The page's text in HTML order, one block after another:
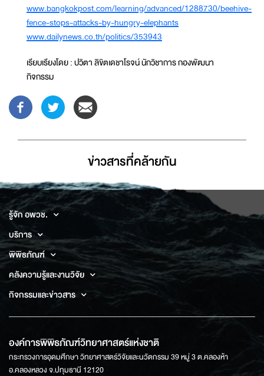
www.bangkokpost.com/learning/advanced/1288730/beehive-
fence-stops-attacks-by-hungry-elephants
www.dailynews.co.th/politics/353943
เรียบเรียงโดย : ปวิตา ลิขิตเดชาโรจน์ นักวิชาการ กองพัฒนา
กิจกรรม
ข่าวสารที่่คล้ายกัน
รู้จัก อพวช.
บริการ
พิพิธภัณฑ์
คลังความรู้และงานวิจัย
กิจกรรมและข่าวสาร
องค์การพิพิธภัณฑ์วิทยาศาสตร์แห่งชาติ
กระทรวงการอุดมศึกษา วิทยาศาสตร์วิจัยและนวัตกรรม 39 หมู่ 3 ต.คลองห้า
อ.คลองหลวง จ.ปทุมธานี 12120